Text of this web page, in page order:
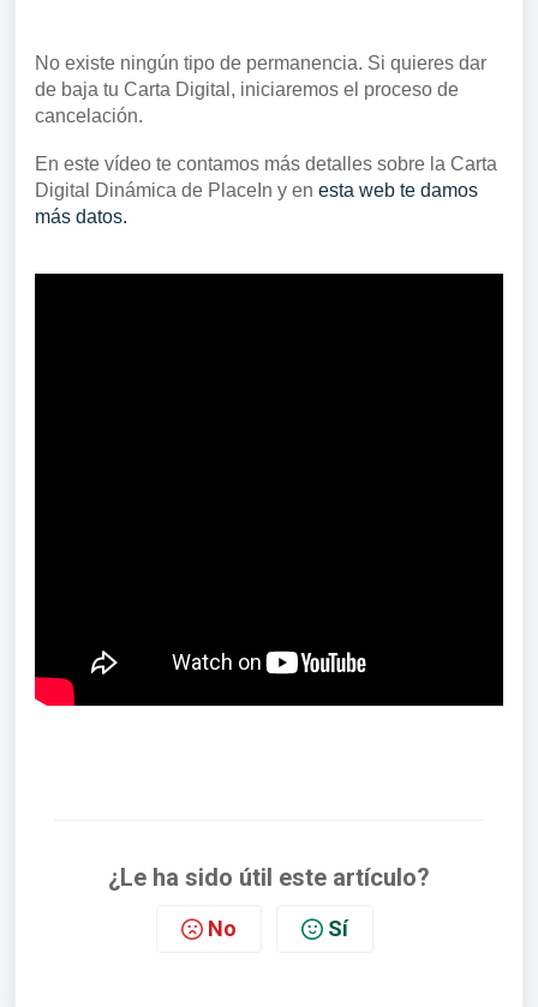
No existe ningún tipo de permanencia. Si quieres dar
de baja tu Carta Digital, iniciaremos el proceso de
cancelación.
En este vídeo te contamos más detalles sobre la Carta
Digital Dinámica de PlaceIn y en esta web te damos
más datos.
¿Le ha sido útil este artículo?
No Sí